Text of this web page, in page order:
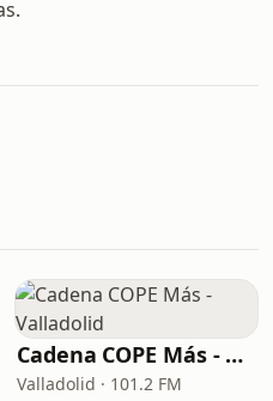
Cadena COPE Más - Valladolid
Valladolid · 101.2 FM